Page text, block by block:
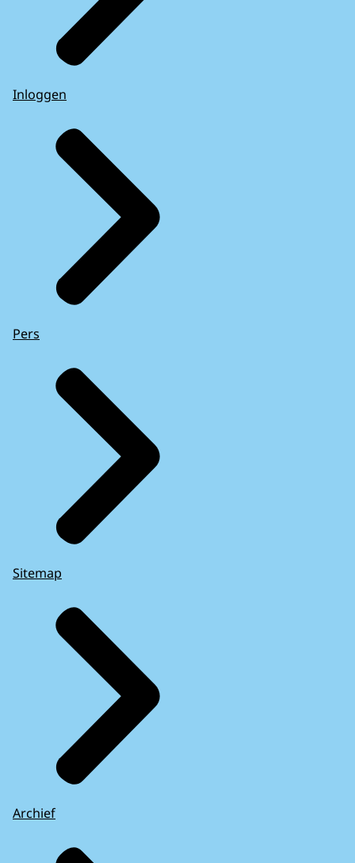
Inloggen
Pers
Sitemap
Archief